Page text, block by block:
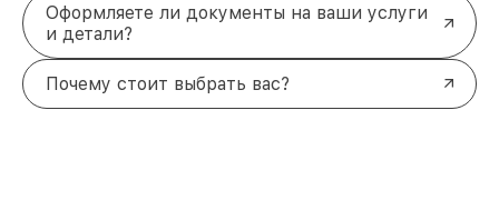
Оформляете ли документы на ваши услуги
и детали?
Почему стоит выбрать вас?